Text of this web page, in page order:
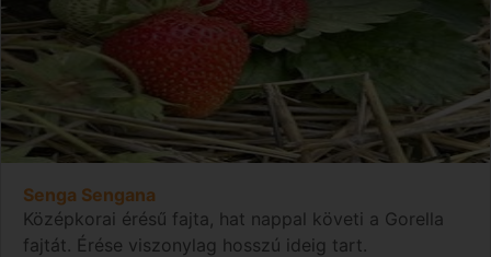
Senga Sengana
Középkorai érésű fajta, hat nappal követi a Gorella
fajtát. Érése viszonylag hosszú ideig tart.